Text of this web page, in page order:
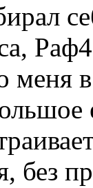
меня
без